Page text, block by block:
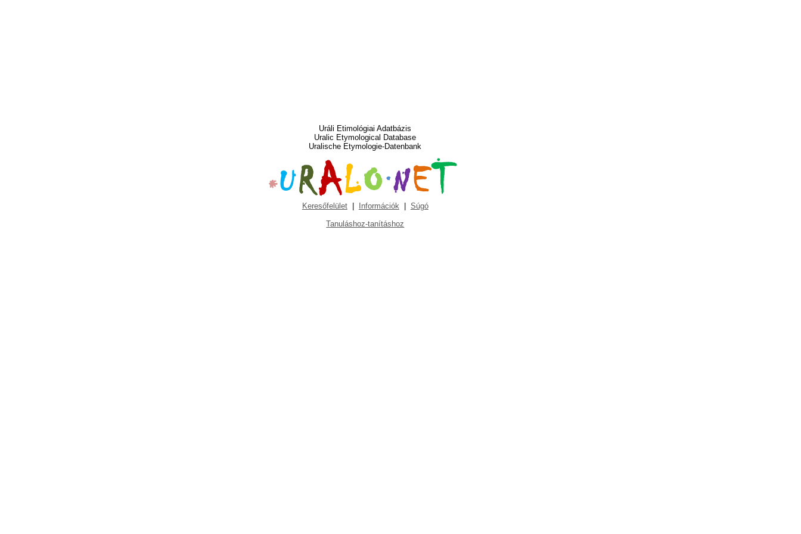
Uráli Etimológiai Adatbázis
Uralic Etymological Database
Uralische Etymologie-Datenbank
Keresőfelület| Információk| Súgó
Tanuláshoz-tanításhoz